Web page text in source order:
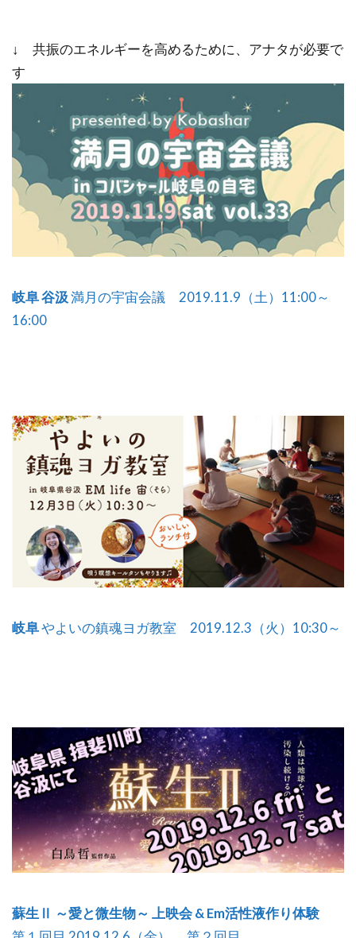
↓ 共振のエネルギーを高めるために、アナタが必要で
す
岐阜 谷汲満月の宇宙会議 2019.11.9（土）11:00～
16:00
岐阜やよいの鎮魂ヨガ教室 2019.12.3（火）10:30～
蘇生Ⅱ ～愛と微生物～ 上映会 & Em活性液作り体験